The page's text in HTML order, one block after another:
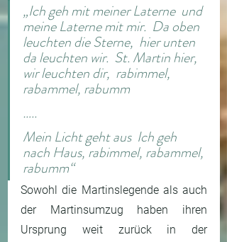
„Ich geh mit meiner Laterne  und
meine Laterne mit mir.  Da oben
leuchten die Sterne,  hier unten
da leuchten wir.  St. Martin hier,
wir leuchten dir,  rabimmel,
rabammel, rabumm
…..
Mein Licht geht aus  Ich geh
nach Haus, rabimmel, rabammel,
rabumm“
Sowohl die Martinslegende als auch
der Martinsumzug haben ihren
Ursprung weit zurück in der